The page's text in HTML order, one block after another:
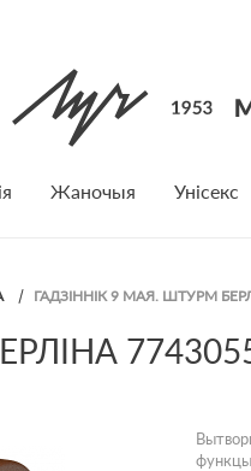
Жаночыя Унісекс
ГАДЗІННІК 9 МАЯ. ШТУРМ